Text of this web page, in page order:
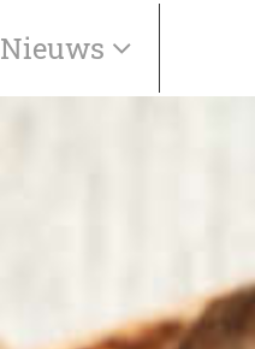
Nieuws